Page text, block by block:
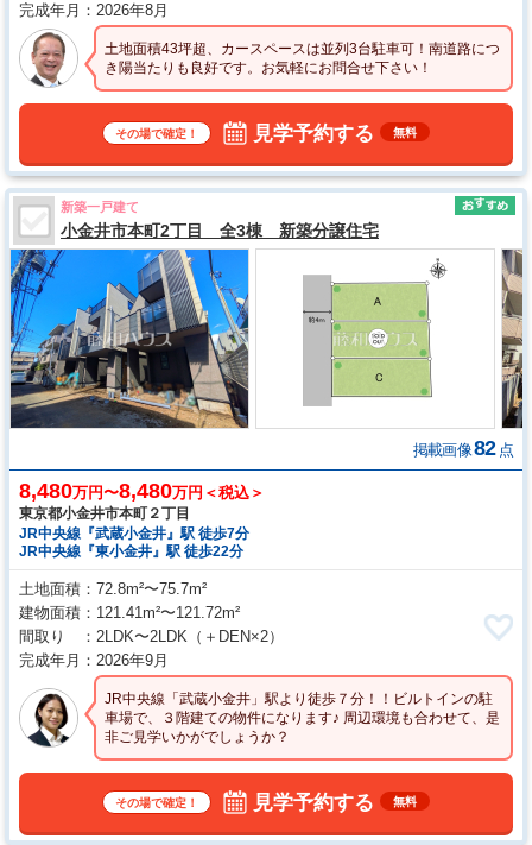
完成年月
2026年8月
土地面積43坪超、カースペースは並列3台駐車可！南道路につ
き陽当たりも良好です。お気軽にお問合せ下さい！
その場で確定！ 見学予約する 無料
新築一戸建て
小金井市本町2丁目 全3棟 新築分譲住宅
掲載画像82 点
8,480万円〜8,480万円＜税込＞
東京都小金井市本町２丁目
JR中央線『武蔵小金井』駅 徒歩7分
JR中央線『東小金井』駅 徒歩22分
土地面積
72.8m²〜75.7m²
建物面積
121.41m²〜121.72m²
間取り
2LDK〜2LDK （＋DEN×2）
完成年月
2026年9月
JR中央線「武蔵小金井」駅より徒歩７分！！ビルトインの駐
車場で、３階建ての物件になります♪ 周辺環境も合わせて、是
非ご見学いかがでしょうか？
その場で確定！ 見学予約する 無料